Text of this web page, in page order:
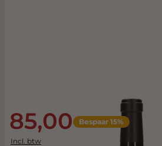
85,00 Bespaar 15%
Incl. btw